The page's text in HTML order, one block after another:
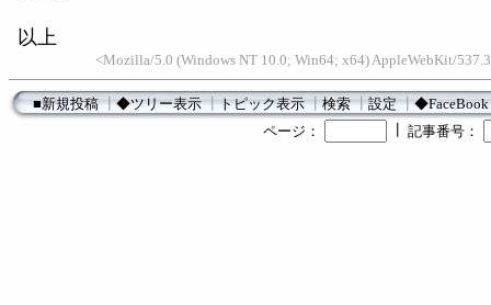
以上
<Mozilla/5.0 (Windows NT 10.0; Win64; x64) AppleWebKit/
■新規投稿┃◆ツリー表示┃トピック表示┃検索┃設定┃◆FaceBook
ページ：
記事番号：